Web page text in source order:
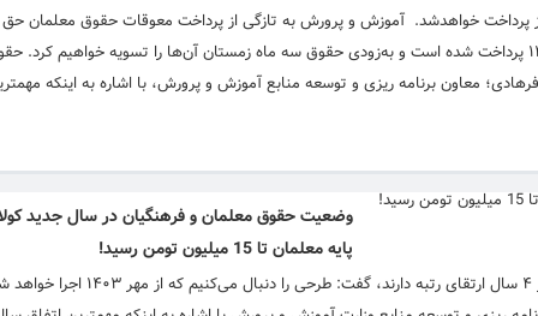
پرداخت خواهدشد. آموزش و پرورش به تازگی از پرداخت معوقات حقوق معلمان حق
خرید خدمات خبر داده و اعلام کرده است که «حقوق نیرو‌های حق‌التدریس تا آذر ۱۴۰۲ پرداخت شده است و به‌زودی حقوق سه ماه زمستان آن‌ها را تسویه
معاون برنامه ریزی و توسعه منابع آموزش و پرورش، با اشاره به اینکه
وضعیت حقوق معلمان و فرهنگیان در سال جدید
پایه معلمان تا 15 میلیون تومن رسید!
سخنگوی وزارت آموزش و پرورش با اشاره به اینکه معلمان در صورت کسب